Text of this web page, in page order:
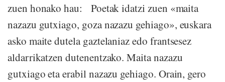
zuen honako hau: Poetak idatzi zuen «maita
nazazu gutxiago, goza nazazu gehiago», euskara
asko maite dutela gaztelaniaz edo frantsesez
aldarrikatzen dutenentzako. Maita nazazu
gutxiago eta erabil nazazu gehiago. Orain, gero